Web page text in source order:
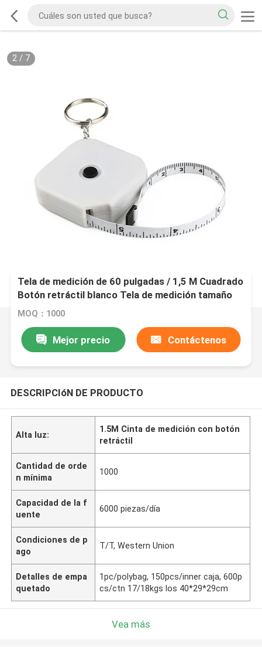
2/ 7
Tela de medición de 60 pulgadas / 1,5 M Cuadrado
Botón retráctil blanco Tela de medición tamaño
del cuerpo Tela de medición con diseño de llavero
MOQ：1000
Mejor precio Contáctenos
DESCRIPCIóN DE PRODUCTO
Alta luz:
1.5M Cinta de medición con botón
retráctil
Cantidad de orde
n mínima
1000
Capacidad de la f
uente
6000 piezas/día
Condiciones de p
ago
T/T, Western Union
Detalles de empa
quetado
1pc/polybag, 150pcs/inner caja, 600p
cs/ctn 17/18kgs los 40*29*29cm
Vea más